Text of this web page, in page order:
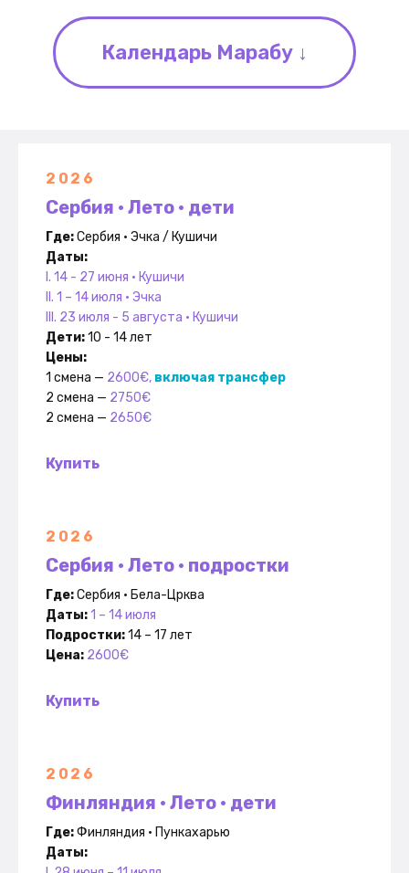
Календарь Марабу ↓
2026
Сербия • Лето • дети
Где:Сербия • Эчка / Кушичи
Даты:
I. 14 - 27 июня • Кушичи
II. 1 – 14 июля • Эчка
III. 23 июля - 5 августа • Кушичи
Дети:10 - 14 лет
Цены:
1 смена — 2600€, включая трансфер
2 смена — 2750€
2 смена — 2650€
Купить
2026
Сербия • Лето • подростки
Где:Сербия • Бела-Црква
Даты:1 – 14 июля
Подростки:14 – 17 лет
Цена: 2600€
Купить
2026
Финляндия • Лето • дети
Где:Финляндия • Пункахарью
Даты: